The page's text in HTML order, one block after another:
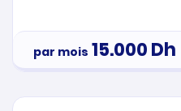
par mois 15.000Dh